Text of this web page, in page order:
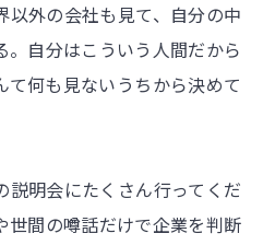
以外の会社も見て、自分の中
自分はこういう人間だから
て何も見ないうちから決めて
説明会にたくさん行ってくだ
世間の噂話だけで企業を判断